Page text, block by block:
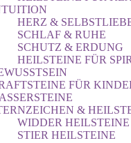
HERZ &
SCHLAF & RUHE
SCHUTZ & ERDUNG
HEILSTEINE FÜR
FÜR
&
WIDDER HEILSTEINE
STIER HEILSTEINE